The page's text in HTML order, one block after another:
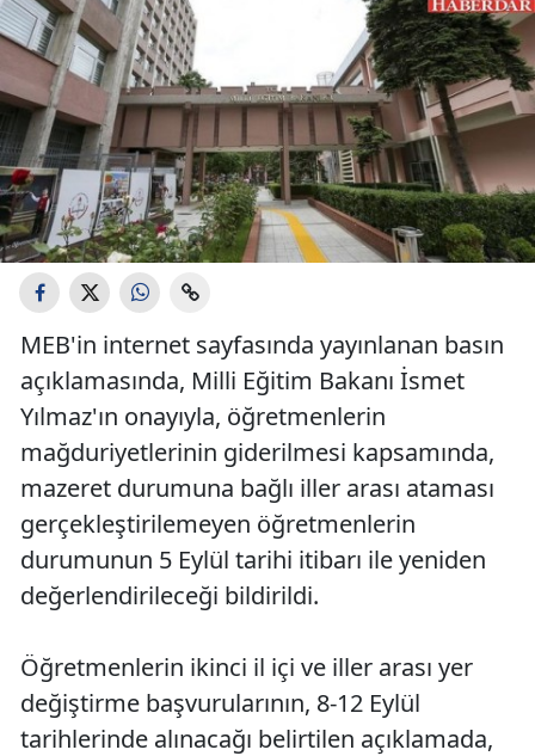
MEB'in internet sayfasında yayınlanan basın
açıklamasında, Milli Eğitim Bakanı İsmet
Yılmaz'ın onayıyla, öğretmenlerin
mağduriyetlerinin giderilmesi kapsamında,
mazeret durumuna bağlı iller arası ataması
gerçekleştirilemeyen öğretmenlerin
durumunun 5 Eylül tarihi itibarı ile yeniden
değerlendirileceği bildirildi.
Öğretmenlerin ikinci il içi ve iller arası yer
değiştirme başvurularının, 8-12 Eylül
tarihlerinde alınacağı belirtilen açıklamada,